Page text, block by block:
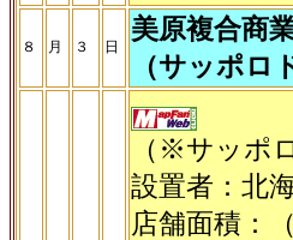
８ 月 ３ 日
美原複合商
（サッポロ
（※サッポ
設置者：北
店舗面積：